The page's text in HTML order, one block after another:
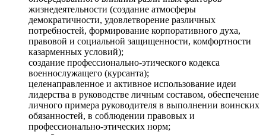
жизнедеятельности (создание атмосферы
демократичности, удовлетворение различных
потребностей, формирование корпоративного духа,
правовой и социальной защищенности, комфортности
казарменных условий);
создание профессионально-этического кодекса
военнослужащего (курсанта);
целенаправленное и активное использование идеи
лидерства в руководстве личным составом, обеспечение
личного примера руководителя в выполнении воинских
обязанностей, в соблюдении правовых и
профессионально-этических норм;